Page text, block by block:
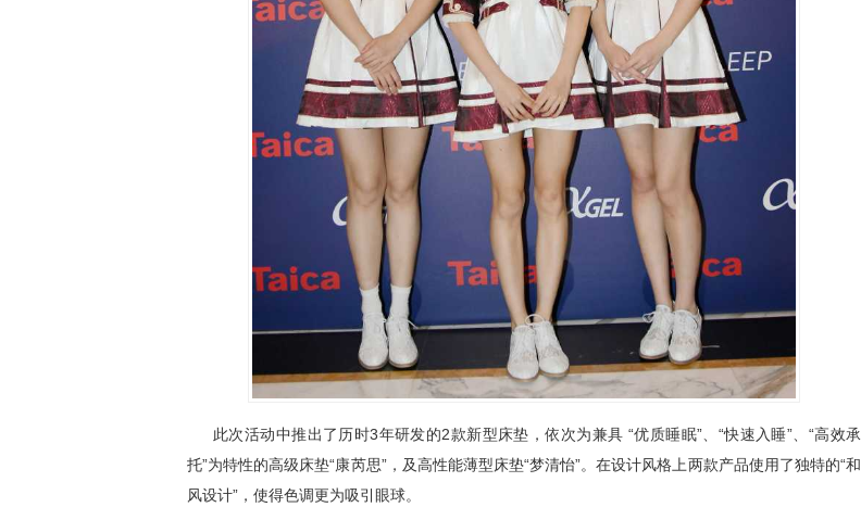
此次活动中推出了历时3年研发的2款新型床垫，依次为兼具 “优质睡眠”、“快速入睡”、“高效承
托”为特性的高级床垫“康芮思”，及高性能薄型床垫“梦清怡”。在设计风格上两款产品使用了独特的“和
风设计”，使得色调更为吸引眼球。